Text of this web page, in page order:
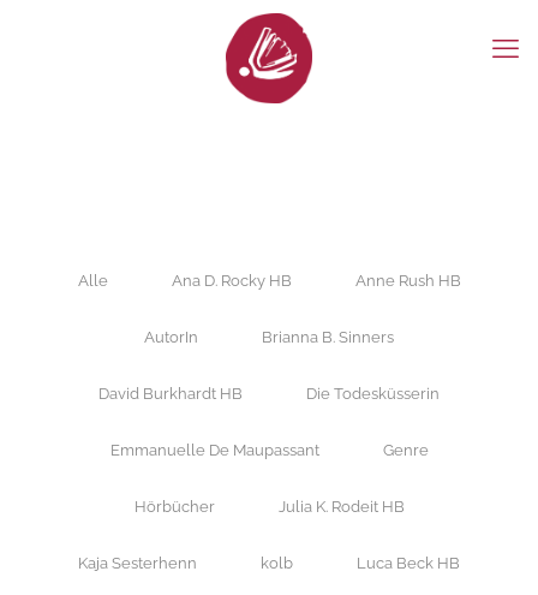
Alle Ana D. Rocky HB Anne Rush HB
AutorIn Brianna B. Sinners
David Burkhardt HB Die Todesküsserin
Emmanuelle De Maupassant Genre
Hörbücher Julia K. Rodeit HB
Kaja Sesterhenn kolb Luca Beck HB